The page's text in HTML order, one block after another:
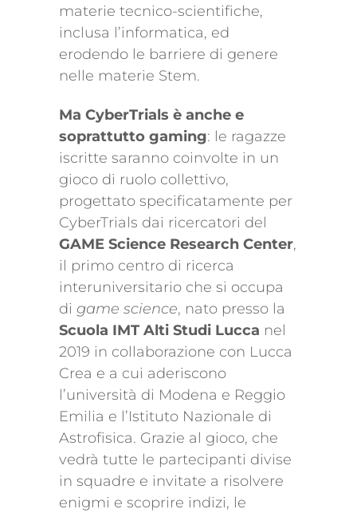
materie tecnico-scientifiche,
inclusa l’informatica, ed
erodendo le barriere di genere
nelle materie Stem.
Ma CyberTrials è anche e
soprattutto gaming: le ragazze
iscritte saranno coinvolte in un
gioco di ruolo collettivo,
progettato specificatamente per
CyberTrials dai ricercatori del
GAME Science Research Center,
il primo centro di ricerca
interuniversitario che si occupa
di game science, nato presso la
Scuola IMT Alti Studi Lucca nel
2019 in collaborazione con Lucca
Crea e a cui aderiscono
l’università di Modena e Reggio
Emilia e l’Istituto Nazionale di
Astrofisica. Grazie al gioco, che
vedrà tutte le partecipanti divise
in squadre e invitate a risolvere
enigmi e scoprire indizi, le